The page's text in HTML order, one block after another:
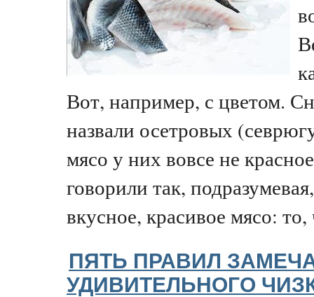
Вот, например, с цветом.
назвали осетровых
мясо у них вовсе не
говорили так,
вкусное, красивое мясо: то,
ПЯТЬ ПРАВИЛ
УДИВИТЕЛЬНОГО